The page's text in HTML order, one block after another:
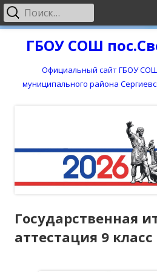
содержимому
ГБОУ СОШ
Официальный сайт ГБОУ
муниципального района
Основное
меню
Найти:
Государственная
аттестация 9 класс